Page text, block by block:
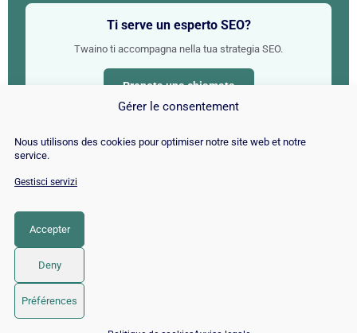
Gérer le consentement
Nous utilisons des cookies pour optimiser notre site web et notre
service.
Gestisci servizi
Accepter
Deny
Préférences
Ti serve un esperto SEO?
Twaino ti accompagna nella tua strategia SEO.
Prenota una chiamata
📅 Prenota 15 min con un esperto SEO / GEO